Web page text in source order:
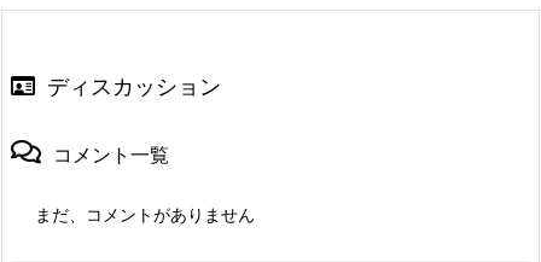
ディスカッション
コメント一覧
まだ、コメントがありません